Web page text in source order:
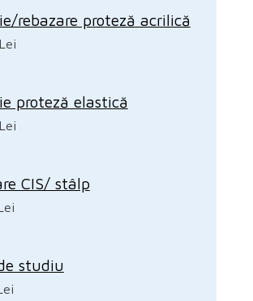
rebazare proteză acrilică
proteză elastică
CIS/ stâlp
studiu